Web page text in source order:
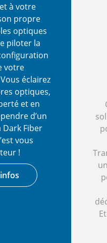
à votre
propre
optiques
piloter la
votre
éclairez
optiques,
et en
d’un
Dark Fiber
vous
!